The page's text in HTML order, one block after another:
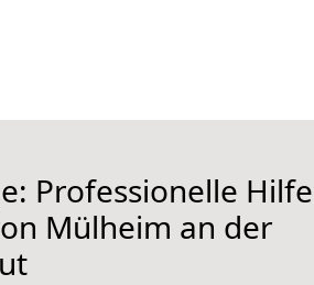
Professionelle Hilfe
Mülheim an der